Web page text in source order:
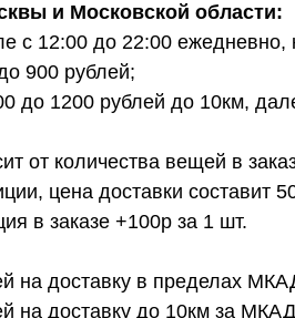
и Московской области:
с 12:00 до 22:00 ежедневно,
900 рублей;
до 1200 рублей до 10км,
от количества вещей в
цена доставки составит
в заказе +100р за 1 шт.
на доставку в пределах
на доставку до 10км за